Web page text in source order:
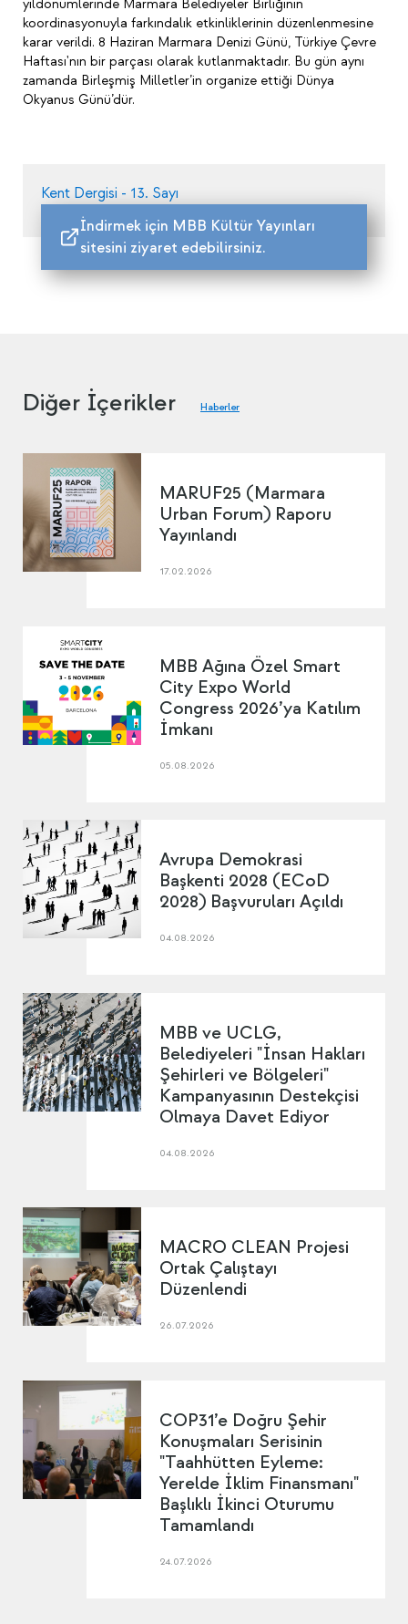
yıldönümlerinde Marmara Belediyeler Birliğinin
koordinasyonuyla farkındalık etkinliklerinin düzenlenmesine
karar verildi. 8 Haziran Marmara Denizi Günü, Türkiye Çevre
Haftası'nın bir parçası olarak kutlanmaktadır. Bu gün aynı
zamanda Birleşmiş Milletler’in organize ettiği Dünya
Okyanus Günü’dür.
Kent Dergisi - 13. Sayı
İndirmek için MBB Kültür Yayınları
sitesini ziyaret edebilirsiniz.
Diğer İçerikler Haberler
MARUF25 (Marmara
Urban Forum) Raporu
Yayınlandı
17.02.2026
MBB Ağına Özel Smart
City Expo World
Congress 2026’ya Katılım
İmkanı
05.08.2026
Avrupa Demokrasi
Başkenti 2028 (ECoD
2028) Başvuruları Açıldı
04.08.2026
MBB ve UCLG,
Belediyeleri "İnsan Hakları
Şehirleri ve Bölgeleri"
Kampanyasının Destekçisi
Olmaya Davet Ediyor
04.08.2026
MACRO CLEAN Projesi
Ortak Çalıştayı
Düzenlendi
26.07.2026
COP31’e Doğru Şehir
Konuşmaları Serisinin
"Taahhütten Eyleme:
Yerelde İklim Finansmanı"
Başlıklı İkinci Oturumu
Tamamlandı
24.07.2026